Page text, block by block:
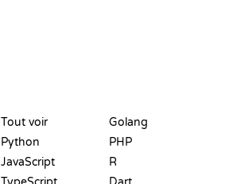
Tout voir
Python
JavaScript
Golang
PHP
R